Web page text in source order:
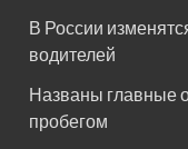
В России
водителей
Названы главные
пробегом